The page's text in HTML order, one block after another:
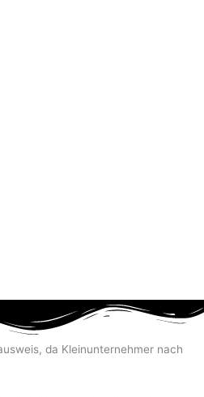
da Kleinunternehmer nach